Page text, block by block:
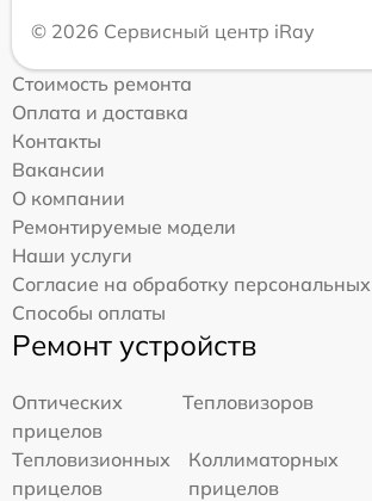
© 2026 Сервисный центр iRay
Стоимость ремонта
Оплата и доставка
Контакты
Вакансии
О компании
Ремонтируемые модели
Наши услуги
Согласие на обработку
Способы оплаты
Ремонт устройств
Оптических
прицелов
Тепловизоров
Тепловизионных
прицелов
Коллиматорных
прицелов